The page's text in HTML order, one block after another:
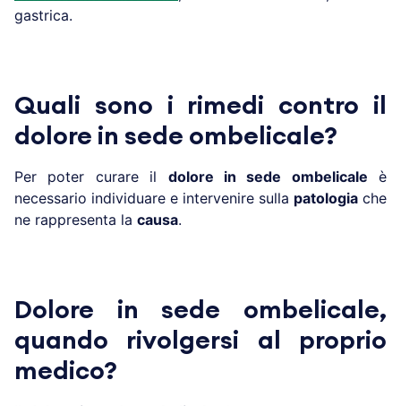
gastrica.
Quali sono i rimedi contro il
dolore in sede ombelicale?
Per poter curare il dolore in sede ombelicale è
necessario individuare e intervenire sulla patologia che
ne rappresenta la causa.
Dolore in sede ombelicale,
quando rivolgersi al proprio
medico?